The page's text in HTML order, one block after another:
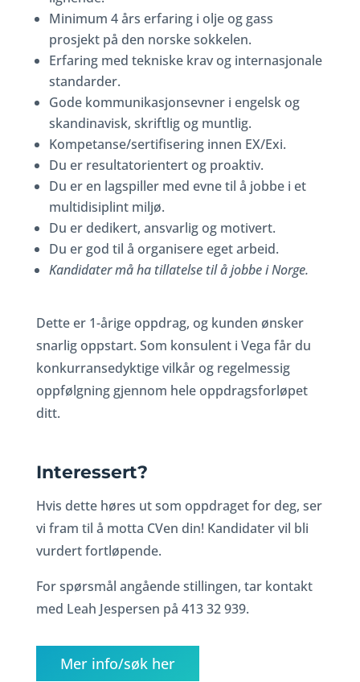
Minimum 4 års erfaring i olje og gass
prosjekt på den norske sokkelen.
Erfaring med tekniske krav og internasjonale
standarder.
Gode kommunikasjonsevner i engelsk og
skandinavisk, skriftlig og muntlig.
Kompetanse/sertifisering innen EX/Exi.
Du er resultatorientert og proaktiv.
Du er en lagspiller med evne til å jobbe i et
multidisiplint miljø.
Du er dedikert, ansvarlig og motivert.
Du er god til å organisere eget arbeid.
Kandidater må ha tillatelse til å jobbe i Norge.
Dette er 1-årige oppdrag, og kunden ønsker
snarlig oppstart. Som konsulent i Vega får du
konkurransedyktige vilkår og regelmessig
oppfølgning gjennom hele oppdragsforløpet
ditt.
Interessert?
Hvis dette høres ut som oppdraget for deg, ser
vi fram til å motta CVen din! Kandidater vil bli
vurdert fortløpende.
For spørsmål angående stillingen, tar kontakt
med Leah Jespersen på 413 32 939.
Mer info/søk her